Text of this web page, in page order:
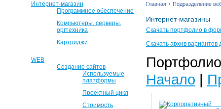
Интернет-магазин
Программное обеспечение
Компьютеры, серверы,
оргтехника
Картриджи
WEB
Создание сайтов
Используемые
платформы
Проектный цикл
Стоимость
Главная / Подразделение
Интернет-магазины
Скачать портфолио в
Скачать архив вариантов
Начало |